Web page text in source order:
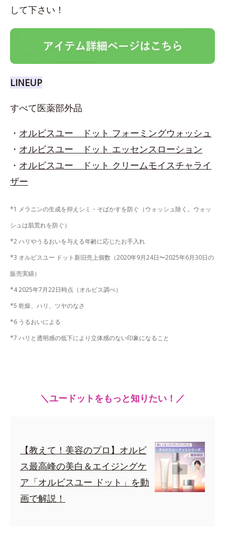
して下さい！
LINEUP
すべて医薬部外品
・ オルビスユー ドット フォーミングウォッシュ
・ オルビスユー ドット エッセンスローション
・ オルビスユー ドット クリームモイスチャライ
ザー
*1 メラニンの生成を抑えシミ・そばかすを防ぐ（ウォッシュ除く。ウォッ
シュは肌荒れを防ぐ）
*2 ハリやうるおいを与える年齢に応じたお手入れ
*3 オルビスユー ドット新旧売上個数（2020年9月24日〜2025年6月30日の
販売実績）
*4 2025年7月22日時点（オルビス調べ）
*5 乾燥、ハリ、ツヤのなさ
*6 うるおいによる
*7 ハリと透明感の低下により立体感のない印象になること
＼ユードットをもっと知りたい！／
【教えて！美容のプロ】オルビ
ス最高峰の美白＆エイジングケ
ア「オルビスユー ドット」を動
画で解説！